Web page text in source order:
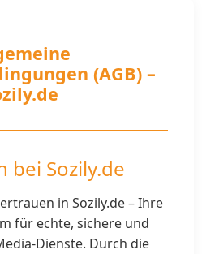
Warum Sozily?
bei Sozily
(AGB) –
bei Sozily.de
in Sozily.de – Ihre
für echte, sichere und
Dienste. Durch die